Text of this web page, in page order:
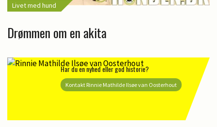
Livet med hund
Drømmen om en akita
Har du en nyhed eller god historie?
Kontakt Rinnie Mathilde Ilsøe van Oosterhout